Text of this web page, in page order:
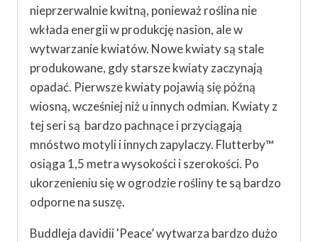
nieprzerwalnie kwitną, ponieważ roślina nie
wkłada energii w produkcję nasion, ale w
wytwarzanie kwiatów. Nowe kwiaty są stale
produkowane, gdy starsze kwiaty zaczynają
opadać. Pierwsze kwiaty pojawią się późną
wiosną, wcześniej niż u innych odmian. Kwiaty z
tej seri są bardzo pachnące i przyciągają
mnóstwo motyli i innych zapylaczy. Flutterby™
osiąga 1,5 metra wysokości i szerokości. Po
ukorzenieniu się w ogrodzie rośliny te są bardzo
odporne na suszę.
Buddleja davidii 'Peace’ wytwarza bardzo dużo